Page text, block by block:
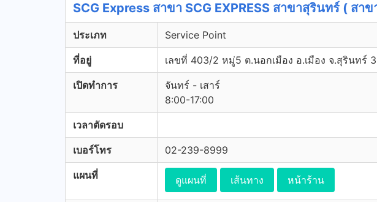
SCG Express สาขา SCG EXPRESS สาขาสุรินทร์ ( สาข
ประเภท Service Point
ที่อยู่ เลขที่ 403/2 หมู่5 ต.นอกเมือง อ.เมือง จ.สุรินทร์
เปิดทำการ
จันทร์ - เสาร์
8:00-17:00
เวลาตัดรอบ
เบอร์โทร 02-239-8999
แผนที่ ดูแผนที่ เส้นทาง หน้าร้าน